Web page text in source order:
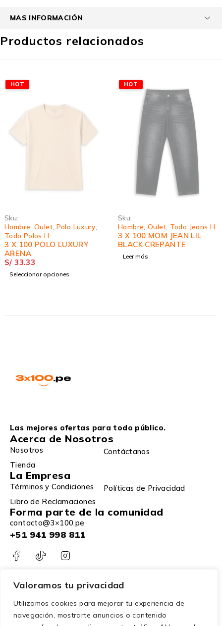
Valoramos tu privacidad
Utilizamos cookies para mejorar tu experiencia de
navegación, mostrarte anuncios o contenido
MAS INFORMACIÓN
Productos relacionados
HOT
Sku:
Hombre Oulet, Polo Luxury,
Todo Polos H
3 X 100 POLO LUXURY
ARENA
S/ 33.33
Seleccionar opciones
HOT
Sku:
Hombre Oulet, Todo Jeans H
3 X 100 MOM JEAN LIL
BLACK CREPANTE
Leer más
Las mejores ofertas para todo público.
Acerca de Nosotros
Nosotros
Contáctanos
Tienda
La Empresa
Términos y Condiciones
Políticas de Privacidad
Libro de Reclamaciones
Forma parte de la comunidad
contacto@3×100.pe
+51 941 998 811